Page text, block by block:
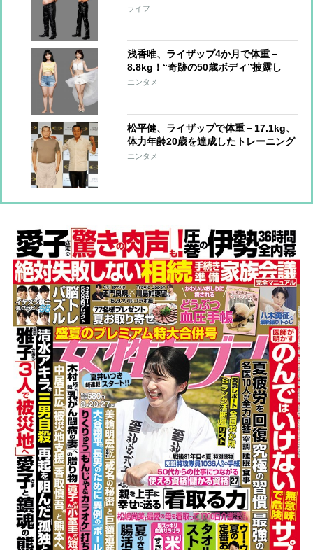
糖尿病の数値も改善」
ライフ
浅香唯、ライザップ4か月で体重－
8.8kg！“奇跡の50歳ボディ”披露し
「ビキニを着たい」
エンタメ
松平健、ライザップで体重－17.1kg、
体力年齢20歳を達成したトレーニング
＆食事を語る
エンタメ